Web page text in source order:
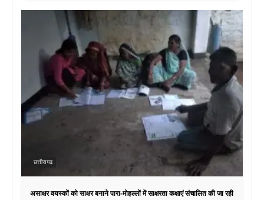
छत्तीसगढ़
असाक्षर वयस्कों को साक्षर बनाने पारा-मोहल्लों में साक्षरता कक्षाएं संचालित की जा रही